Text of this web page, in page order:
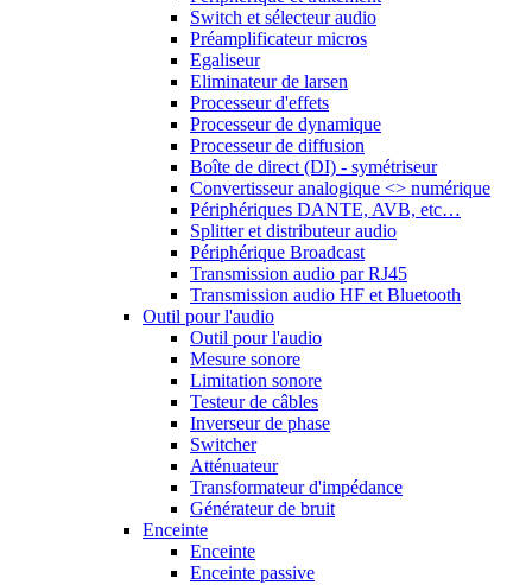
Switch et sélecteur audio
Préamplificateur micros
Egaliseur
Eliminateur de larsen
Processeur d'effets
Processeur de dynamique
Processeur de diffusion
Boîte de direct (DI) - symétriseur
Convertisseur analogique <> numérique
Périphériques DANTE, AVB, etc…
Splitter et distributeur audio
Périphérique Broadcast
Transmission audio par RJ45
Transmission audio HF et Bluetooth
Outil pour l'audio
Outil pour l'audio
Mesure sonore
Limitation sonore
Testeur de câbles
Inverseur de phase
Switcher
Atténuateur
Transformateur d'impédance
Générateur de bruit
Enceinte
Enceinte
Enceinte passive